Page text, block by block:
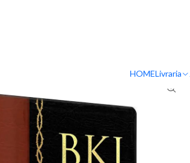
HOMELivraria